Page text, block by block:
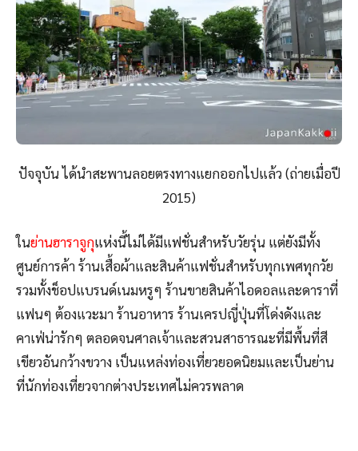
ปัจจุบัน ได้นำสะพานลอยตรงทางแยกออกไปแล้ว (ถ่ายเมื่อปี
2015)
ในย่านฮาราจูกุแห่งนี้ไม่ได้มีแฟชั่นสำหรับวัยรุ่น แต่ยังมีทั้ง
ศูนย์การค้า ร้านเสื้อผ้าและสินค้าแฟชั่นสำหรับทุกเพศทุกวัย
รวมทั้งช็อปแบรนด์เนมหรูๆ ร้านขายสินค้าไอดอลและดาราที่
แฟนๆ ต้องแวะมา ร้านอาหาร ร้านเครปญี่ปุ่นที่โด่งดังและ
คาเฟ่น่ารักๆ ตลอดจนศาลเจ้าและสวนสาธารณะที่มีพื้นที่สี
เขียวอันกว้างขวาง เป็นแหล่งท่องเที่ยวยอดนิยมและเป็นย่าน
ที่นักท่องเที่ยวจากต่างประเทศไม่ควรพลาด